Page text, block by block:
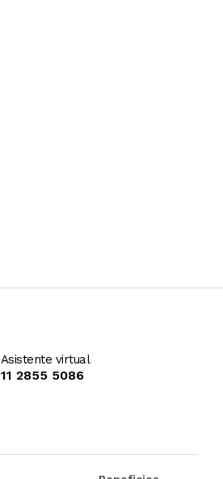
Asistente virtual
11 2855 5086